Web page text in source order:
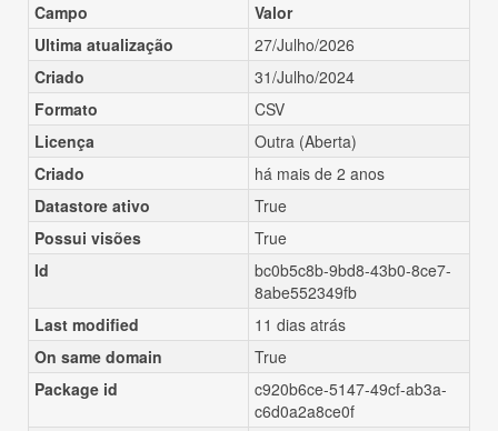
Campo
Valor
Ultima atualização
27/Julho/2026
Criado
31/Julho/2024
Formato
CSV
Licença
Outra (Aberta)
Criado
há mais de 2 anos
Datastore ativo
True
Possui visões
True
Id
bc0b5c8b-9bd8-43b0-8ce7-
8abe552349fb
Last modified
11 dias atrás
On same domain
True
Package id
c920b6ce-5147-49cf-ab3a-
c6d0a2a8ce0f